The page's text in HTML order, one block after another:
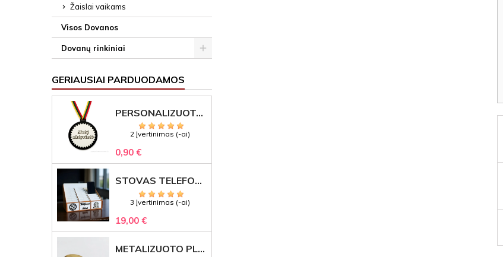
Žaislai vaikams
Visos Dovanos
Dovanų rinkiniai
GERIAUSIAI PARDUODAMOS
PERSONALIZUOTAS MEDALIS "1" SU GRAVIRUOTU TEKSTU
2 Įvertinimas (-ai)
0,90 €
STOVAS TELEFONAMS KLASEI (27 VIETOS) – GRAVIRUOJAMAS ORGANIZATORIUS
3 Įvertinimas (-ai)
19,00 €
METALIZUOTO PLASTIKO ETIKETĖS SU GRAVIRUOTU TEKSTU -LOGOTIPU